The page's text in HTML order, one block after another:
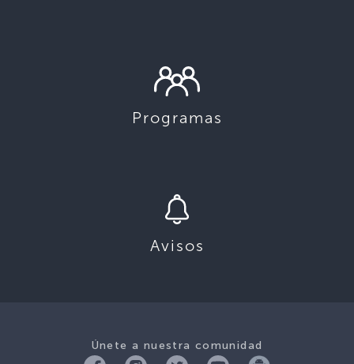
Programas
Avisos
Únete a nuestra comunidad